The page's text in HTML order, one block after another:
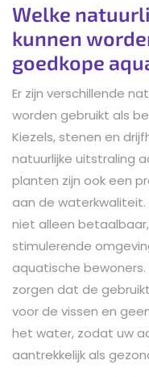
Welke
kunnen
goedkope
Er zijn verschillende
worden gebruikt als
Kiezels, stenen en
natuurlijke uitstraling
planten zijn ook een
aan de waterkwaliteit.
niet alleen
stimulerende
aquatische
zorgen dat de
voor de vissen en
het water, zodat uw
aantrekkelijk als